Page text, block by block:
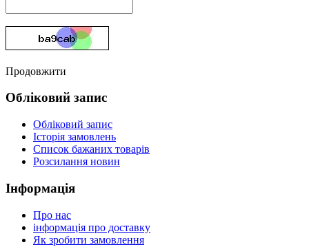
Продовжити
Обліковий запис
Обліковий запис
Історія замовлень
Список бажаних товарів
Розсилання новин
Інформація
Про нас
інформація про доставку
Як зробити замовлення